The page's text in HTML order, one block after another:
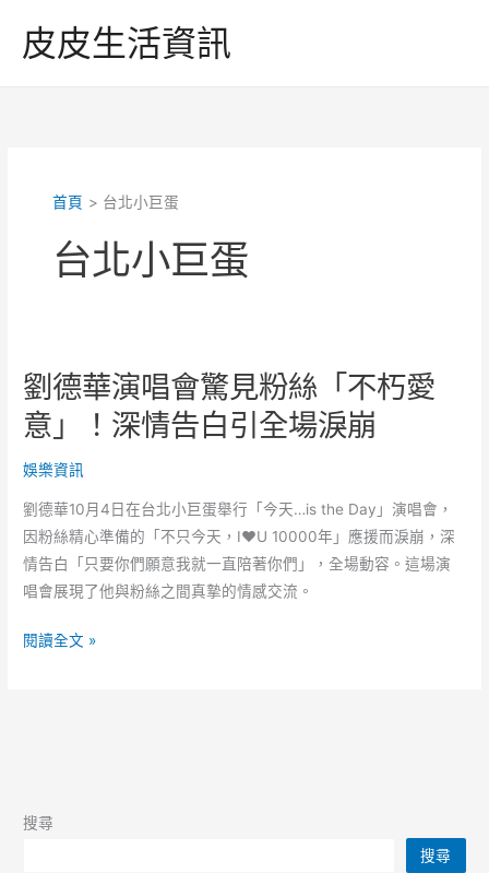
皮皮生活資訊
首頁 台北小巨蛋
台北小巨蛋
劉德華演唱會驚見粉絲「不朽愛
意」！深情告白引全場淚崩
娛樂資訊
劉德華10月4日在台北小巨蛋舉行「今天…is the Day」演唱會，
因粉絲精心準備的「不只今天，I♥U 10000年」應援而淚崩，深
情告白「只要你們願意我就一直陪著你們」，全場動容。這場演
唱會展現了他與粉絲之間真摯的情感交流。
劉
見
閱讀全文 »
搜尋
搜尋